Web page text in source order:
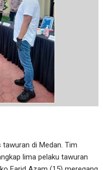
tawuran di Medan. Tim
lima pelaku tawuran